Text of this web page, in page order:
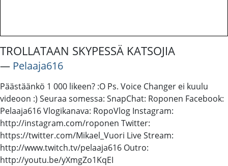
TROLLATAAN SKYPESSÄ KATSOJIA
― Pelaaja616
Päästäänkö 1 000 likeen? :O Ps. Voice Changer ei kuulu
videoon :) Seuraa somessa: SnapChat: Roponen Facebook:
Pelaaja616 Vlogikanava: RopoVlog Instagram:
http://instagram.com/roponen Twitter:
https://twitter.com/Mikael_Vuori Live Stream:
http://www.twitch.tv/pelaaja616 Outro:
http://youtu.be/yXmgZo1KqEI